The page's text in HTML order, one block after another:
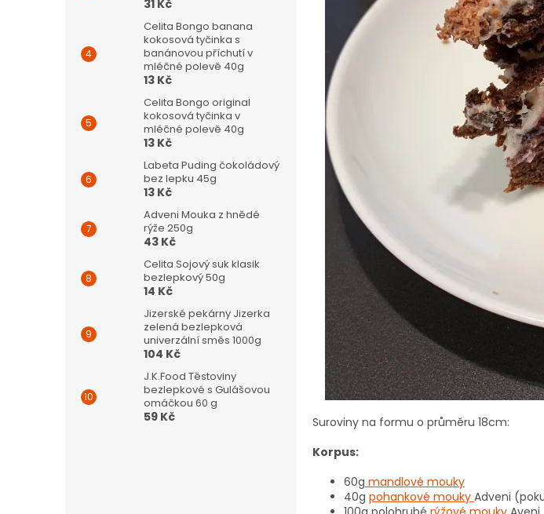
31 Kč
Celita Bongo banana
kokosová tyčinka s
banánovou příchutí v
mléčné polevě 40g
13 Kč
Celita Bongo original
kokosová tyčinka v
mléčné polevě 40g
13 Kč
Labeta Puding čokoládový
bez lepku 45g
13 Kč
Adveni Mouka z hnědé
rýže 250g
43 Kč
Celita Sojový suk klasik
bezlepkový 50g
14 Kč
Jizerské pekárny Jizerka
zelená bezlepková
univerzální směs 1000g
104 Kč
J.K.Food Těstoviny
bezlepkové s Gulášovou
omáčkou 60 g
59 Kč
Suroviny na formu o průměru 18cm:
Korpus:
60g mandlové mouky
40g pohankové mouky Adveni